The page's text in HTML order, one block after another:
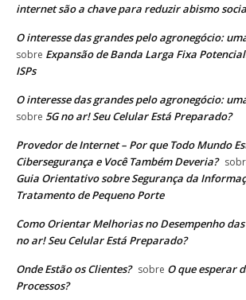
internet são a chave para reduzir abismo
O interesse das grandes pelo agronegócio:
sobre Expansão de Banda Larga Fixa
ISPs
O interesse das grandes pelo agronegócio:
sobre 5G no ar! Seu Celular Está Preparado?
Provedor de Internet – Por que Todo Mundo
Cibersegurança e Você Também Deveria?
Guia Orientativo sobre Segurança da
Tratamento de Pequeno Porte
Como Orientar Melhorias no Desempenho das
no ar! Seu Celular Está Preparado?
Onde Estão os Clientes? sobre O que esperar
Processos?